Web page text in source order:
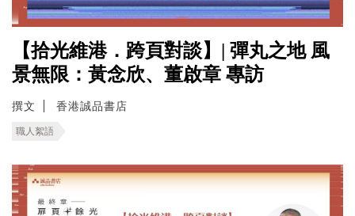
【拾光維港．跨頁對談】| 彈丸之地 風
景無限：黃念欣、董啟章 專訪
撰文 香港誠品書店
職人絮語